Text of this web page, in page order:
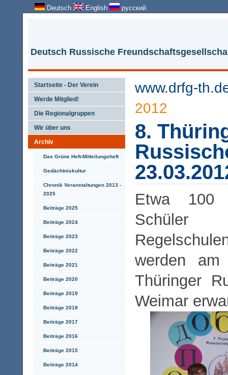
Deutsch English русский
Deutsch Russische
Startseite - Der Verein
Werde Mitglied!
Die Regionalgruppen
Wir über uns
Archiv
Das Grüne Heft-Mitteilungsheft
Gedächtniskultur
Chronik Veranstaltungen 2013 -
2025
Beiträge 2025
Beiträge 2024
Beiträge 2023
Beiträge 2022
Beiträge 2021
Beiträge 2020
Beiträge 2019
Beiträge 2018
Beiträge 2017
Beiträge 2016
Beiträge 2015
Beiträge 2014
www.drfg-
2012
8.
Etwa 100
Schüler
werden
Thüringer
Weimar